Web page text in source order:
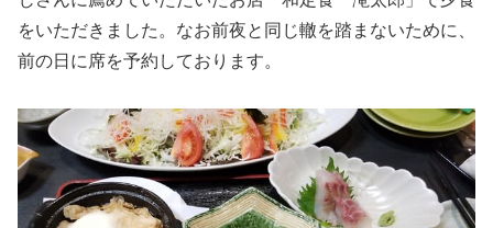
をいただきました。なお前夜と同じ轍を踏まないために、
前の日に席を予約しております。